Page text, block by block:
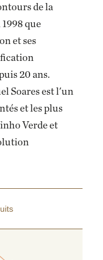
de la
que
et ses
20 ans.
Soares est l'un
et les plus
Verde et